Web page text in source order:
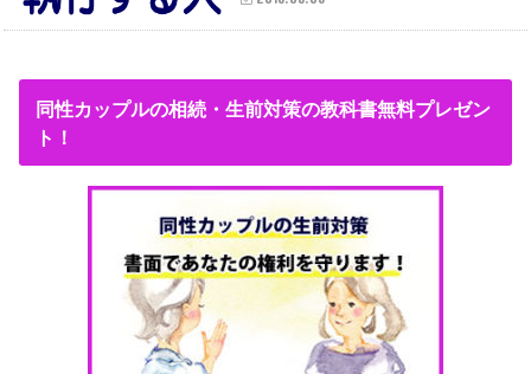
同性カップルの相続・生前対策の教科書無料プレゼン
ト！